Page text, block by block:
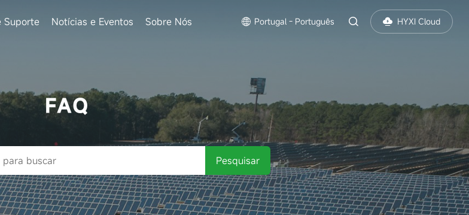
Suporte Notícias e Eventos Sobre Nós Portugal - Português HYXI Cloud
FAQ
Pesquisar